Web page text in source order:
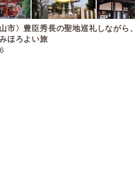
山市〉豊臣秀長の聖地巡礼しながら
ほろよい旅